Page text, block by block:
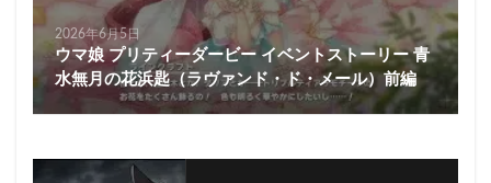
2026年6月5日
ウマ娘 プリティーダービー イベントストーリー 青
水無月の花浜匙（ラヴァンド・ド・メール）前編